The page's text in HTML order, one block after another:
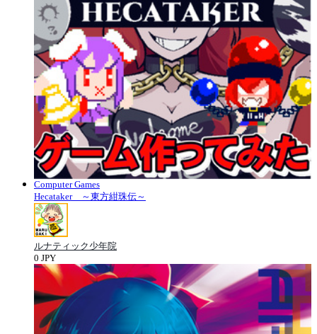
Computer Games
Hecataker ～東方紺珠伝～
ルナティック少年院
0 JPY